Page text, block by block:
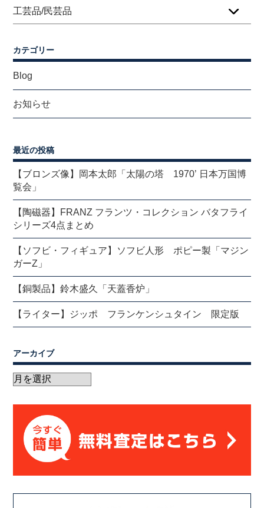
工芸品/民芸品
カテゴリー
Blog
お知らせ
最近の投稿
【ブロンズ像】岡本太郎「太陽の塔 1970’ 日本万国博
覧会」
【陶磁器】FRANZ フランツ・コレクション バタフライ
シリーズ4点まとめ
【ソフビ・フィギュア】ソフビ人形 ポピー製「マジン
ガーZ」
【銅製品】鈴木盛久「天蓋香炉」
【ライター】ジッポ フランケンシュタイン 限定版
アーカイブ